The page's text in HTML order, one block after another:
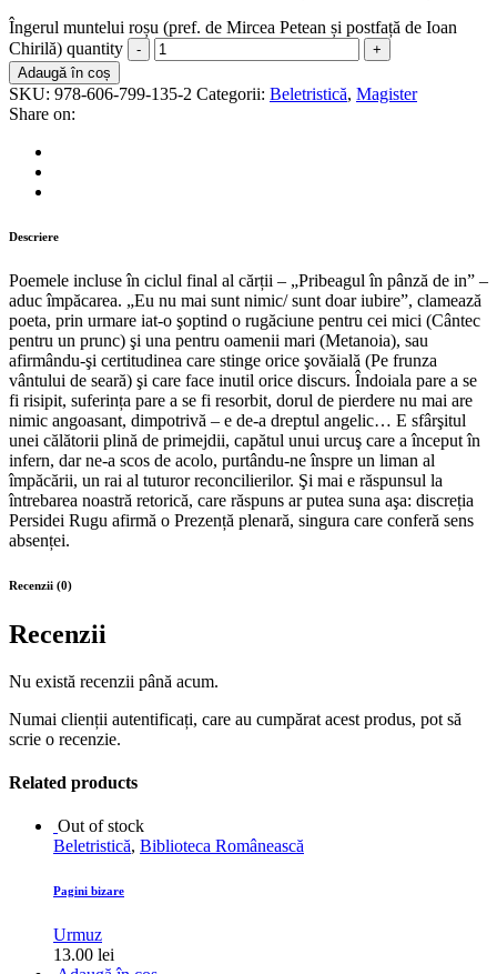
Îngerul muntelui roșu (pref. de Mircea Petean și postfață de Ioan
Chirilă) quantity
Adaugă în coș
SKU: 978-606-799-135-2 Categorii: Beletristică, Magister
Share on:
Descriere
Poemele incluse în ciclul final al cărții – „Pribeagul în pânză de in” –
aduc împăcarea. „Eu nu mai sunt nimic/ sunt doar iubire”, clamează
poeta, prin urmare iat-o şoptind o rugăciune pentru cei mici (Cântec
pentru un prunc) şi una pentru oamenii mari (Metanoia), sau
afirmându-şi certitudinea care stinge orice şovăială (Pe frunza
vântului de seară) şi care face inutil orice discurs. Îndoiala pare a se
fi risipit, suferința pare a se fi resorbit, dorul de pierdere nu mai are
nimic angoasant, dimpotrivă – e de-a dreptul angelic… E sfârşitul
unei călătorii plină de primejdii, capătul unui urcuş care a început în
infern, dar ne-a scos de acolo, purtându-ne înspre un liman al
împăcării, un rai al tuturor reconcilierilor. Şi mai e răspunsul la
întrebarea noastră retorică, care răspuns ar putea suna aşa: discreția
Persidei Rugu afirmă o Prezență plenară, singura care conferă sens
absenței.
Recenzii (0)
Recenzii
Nu există recenzii până acum.
Numai clienții autentificați, care au cumpărat acest produs, pot să
scrie o recenzie.
Related products
Out of stock
Beletristică, Biblioteca Românească
Pagini bizare
Urmuz
13.00 lei